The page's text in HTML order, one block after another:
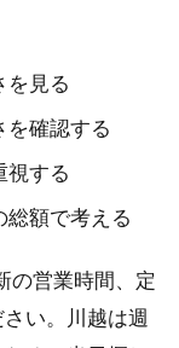
を見る
を確認する
視する
額で考える
の営業時間、定
い。川越は週